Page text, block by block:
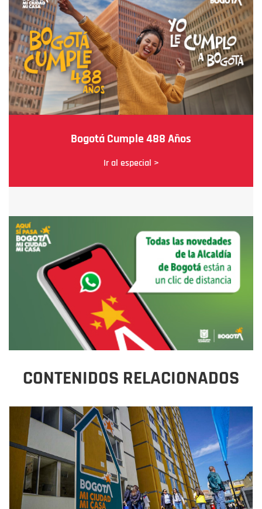
Bogotá Cumple 488 Años
Ir al especial >
CONTENIDOS RELACIONADOS